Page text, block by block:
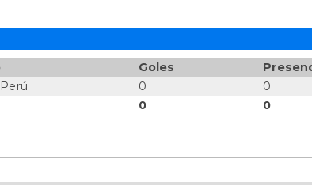
Goles
0
0
0 0